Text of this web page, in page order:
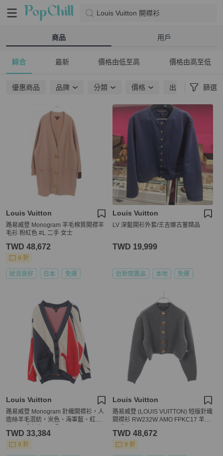
Louis Vuitton 開襟衫
商品 用戶
綜合 最新 價格由低至高 價格由高至低
優惠商品 品牌 分類 價格 出貨地點 篩選
Louis Vuitton
路易威登 Monogram 羊毛棉質開襟羊
毛衫 粉紅色 #L 二手 女士
TWD 48,672
9 折
狀況良好 日本 免運
Louis Vuitton
LV 深藍開衫外套/王吉娜古董精品
TWD 19,999
近新閒置品 本地 免運
Louis Vuitton
路易威登 Monogram 針織開襟衫，人
造絲羊毛混紡，米色、海軍藍、紅
TWD 33,384
9 折
Louis Vuitton
路易威登 (LOUIS VUITTON) 短版針織
開襟衫 RW232W AMO FPKC17 羊毛
TWD 48,672
9 折